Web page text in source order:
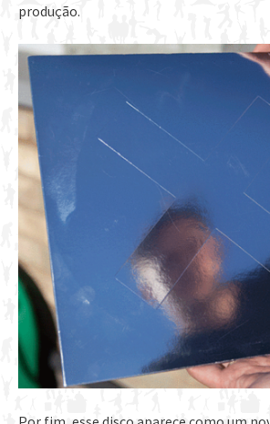
produção.